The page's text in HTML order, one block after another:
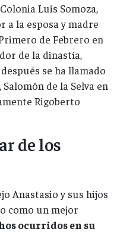
Luis Somoza,
a la esposa y madre
de Febrero en
de la dinastía,
se ha llamado
de la Selva en
Rigoberto
de los
Anastasio y sus hijos
como un mejor
ocurridos en su